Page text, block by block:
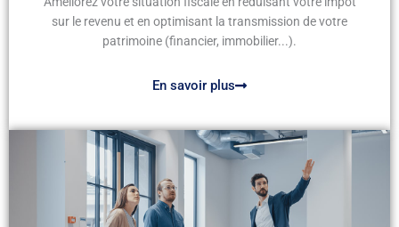
sur le revenu et en optimisant la transmission de votre
patrimoine (financier, immobilier...).
En savoir plus